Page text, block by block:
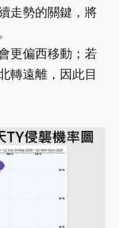
走勢的關鍵，將
更偏西移動；若
轉遠離，因此目